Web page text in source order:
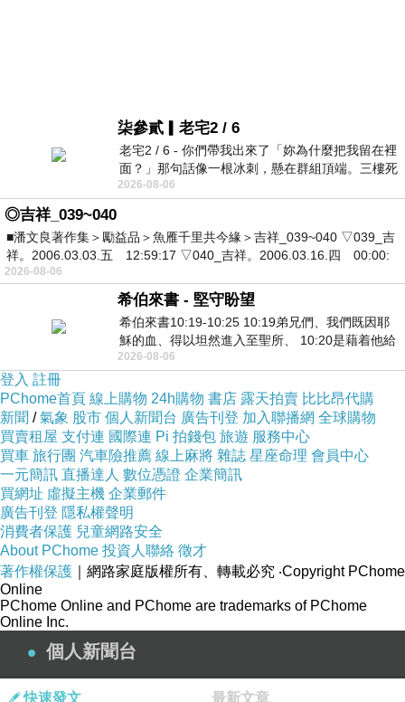
柒參貳▎老宅2 / 6
老宅2 / 6 - 你們帶我出來了「妳為什麼把我留在裡
面？」那句話像一根冰刺，懸在群組頂端。三樓死
死盯著照片裡的人。那個人確實站在
2026-08-06
◎吉祥_039~040
■潘文良著作集＞勵益品＞魚雁千里共今緣＞吉祥_039~040 ▽039_吉
祥。2006.03.03.五 12:59:17 ▽040_吉祥。2006.03.16.四 00:00:
2026-08-06
希伯來書 - 堅守盼望
希伯來書10:19-10:25 10:19弟兄們、我們既因耶
穌的血、得以坦然進入至聖所、 10:20是藉着他給
我們開了一條又新又活的路從幔子經過
2026-08-06
登入 註冊
PChome首頁 線上購物 24h購物 書店 露天拍賣 比比昂代購
新聞 /氣象 股市 個人新聞台 廣告刊登 加入聯播網 全球購物
買賣租屋 支付連 國際連 Pi 拍錢包 旅遊 服務中心
買車 旅行團 汽車險推薦 線上麻將 雜誌 星座命理 會員中心
一元簡訊 直播達人 數位憑證 企業簡訊
買網址 虛擬主機 企業郵件
廣告刊登 隱私權聲明
消費者保護 兒童網路安全
About PChome 投資人聯絡 徵才
著作權保護 ｜網路家庭版權所有、轉載必究 ‧Copyright PChome
Online
PChome Online and PChome are trademarks of PChome
Online Inc.
個人新聞台
快速發文 最新文章